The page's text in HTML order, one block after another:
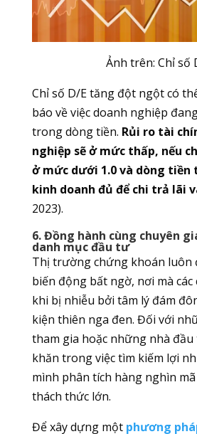
Ảnh trên: Chỉ số
Chỉ số D/E tăng đột ngột có
báo về việc doanh nghiệp
trong dòng tiền. Rủi ro tài
nghiệp sẽ ở mức thấp, nếu
ở mức dưới 1.0 và dòng tiền
kinh doanh đủ để chi trả lãi
2023).
6. Đồng hành cùng chuyên
danh mục đầu tư
Thị trường chứng khoán luôn
biến động bất ngờ, nơi mà các
khi bị nhiễu bởi tâm lý đám
kiện thiên nga đen. Đối với
tham gia hoặc những nhà
khăn trong việc tìm kiếm lợi
mình phân tích hàng nghìn
thách thức lớn.
Để xây dựng một phương